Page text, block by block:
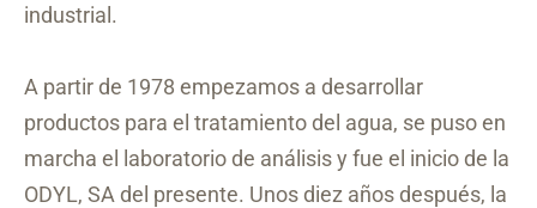
industrial.
A partir de 1978 empezamos a desarrollar
productos para el tratamiento del agua, se puso en
marcha el laboratorio de análisis y fue el inicio de la
ODYL, SA del presente. Unos diez años después, la